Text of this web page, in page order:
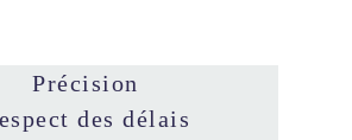
Précision
espect des délais